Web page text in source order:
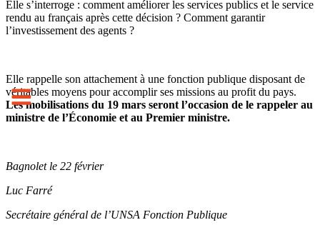
Elle s’interroge : comment améliorer les services publics et le service
rendu au français après cette décision ? Comment garantir
l’investissement des agents ?
Elle rappelle son attachement à une fonction publique disposant de
véritables moyens pour accomplir ses missions au profit du pays.
Les mobilisations du 19 mars seront l’occasion de le rappeler au
ministre de l’Économie et au Premier ministre.
Bagnolet le 22 février
Luc Farré
Secrétaire général de l’UNSA Fonction Publique